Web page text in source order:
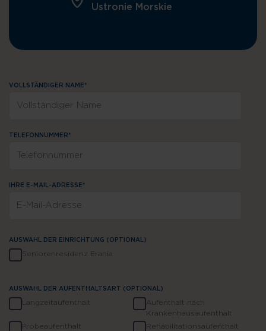
Ustronie Morskie
VOLLSTÄNDIGER NAME*
TELEFONNUMMER*
IHRE E-MAIL-ADRESSE*
AUSWAHL DER EINRICHTUNG (OPTIONAL)
Seniorenresidenz Erania
AUSWAHL DER AUFENTHALTSART (OPTIONAL)
Langzeitaufenthalt
Aufenthalt nach
Krankenhausaufenthalt
Probeaufenthalt
Rehabilitationsaufenthalt